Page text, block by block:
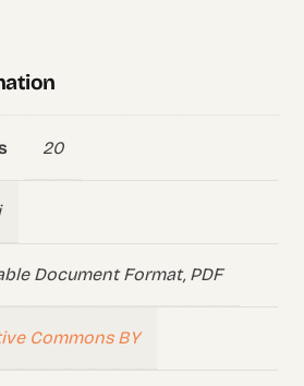
20
Document Format, PDF
Commons BY